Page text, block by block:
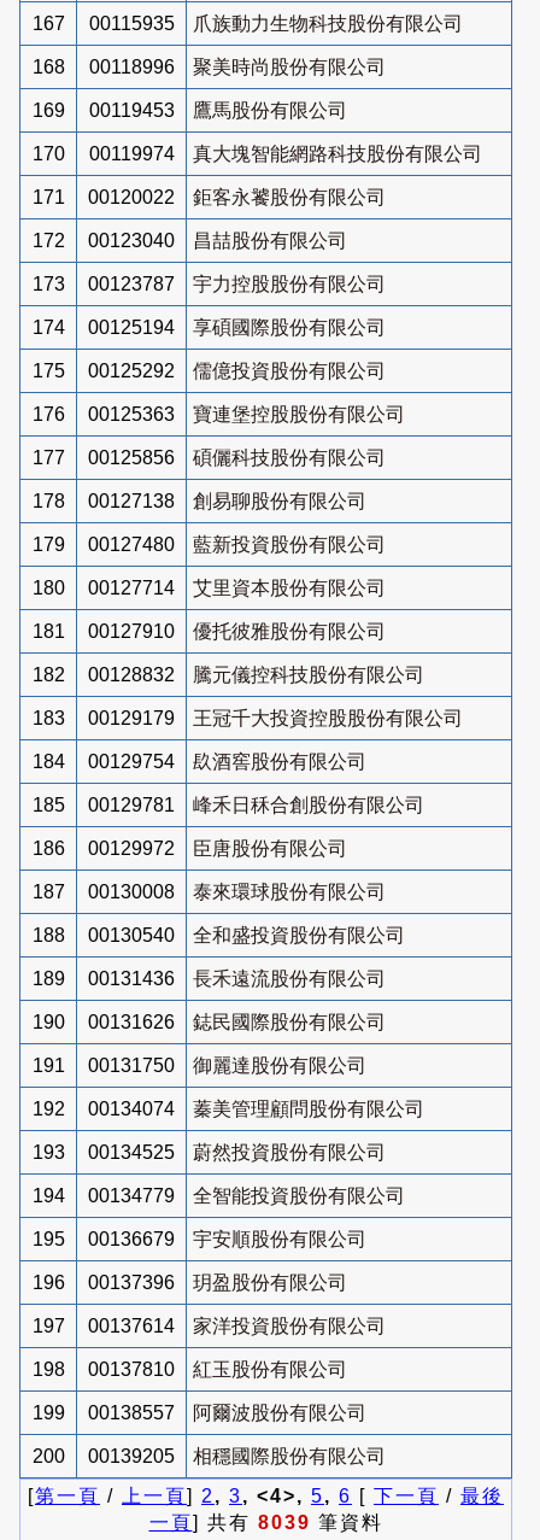
167 00115935 爪族動力生物科技股份有限公司
168 00118996 聚美時尚股份有限公司
169 00119453 鷹馬股份有限公司
170 00119974 真大塊智能網路科技股份有限公司
171 00120022 鉅客永饕股份有限公司
172 00123040 昌喆股份有限公司
173 00123787 宇力控股股份有限公司
174 00125194 享碩國際股份有限公司
175 00125292 儒億投資股份有限公司
176 00125363 寶連堡控股股份有限公司
177 00125856 碩儷科技股份有限公司
178 00127138 創易聊股份有限公司
179 00127480 藍新投資股份有限公司
180 00127714 艾里資本股份有限公司
181 00127910 優托彼雅股份有限公司
182 00128832 騰元儀控科技股份有限公司
183 00129179 王冠千大投資控股股份有限公司
184 00129754 镹酒窖股份有限公司
185 00129781 峰禾日秝合創股份有限公司
186 00129972 臣唐股份有限公司
187 00130008 泰來環球股份有限公司
188 00130540 全和盛投資股份有限公司
189 00131436 長禾遠流股份有限公司
190 00131626 鋕民國際股份有限公司
191 00131750 御麗達股份有限公司
192 00134074 蓁美管理顧問股份有限公司
193 00134525 蔚然投資股份有限公司
194 00134779 全智能投資股份有限公司
195 00136679 宇安順股份有限公司
196 00137396 玥盈股份有限公司
197 00137614 家洋投資股份有限公司
198 00137810 紅玉股份有限公司
199 00138557 阿爾波股份有限公司
200 00139205
相穩國際股份有限公司
[第一頁 / 上一頁] 2 , 3, <4>, 5, 6 [ 下一頁 / 最後
一頁] 共有 8039 筆資料